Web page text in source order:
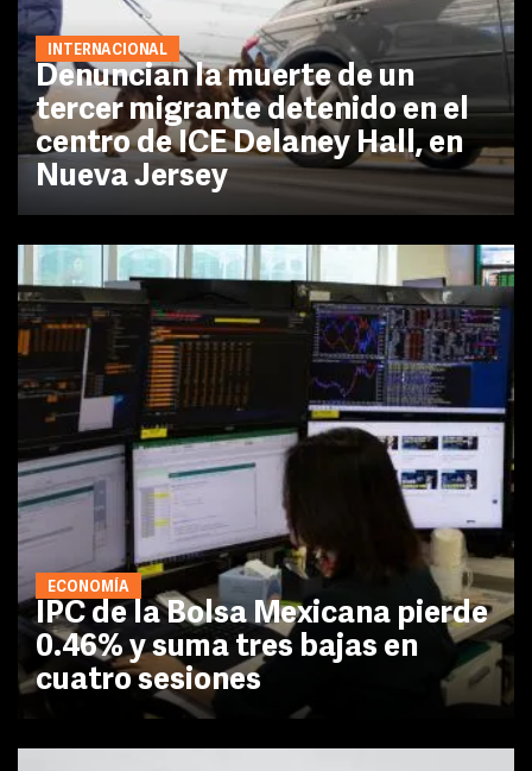
INTERNACIONAL
Denuncian la muerte de un
tercer migrante detenido en el
centro de ICE Delaney Hall, en
Nueva Jersey
ECONOMÍA
IPC de la Bolsa Mexicana pierde
0.46% y suma tres bajas en
cuatro sesiones